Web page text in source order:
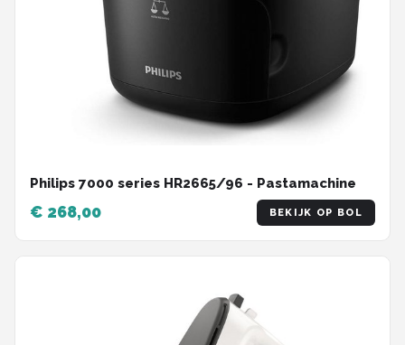
Philips 7000 series HR2665/96 - Pastamachine
€ 268,00 BEKIJK OP BOL